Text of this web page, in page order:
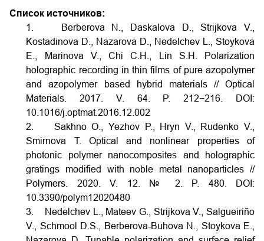
Список источников:
1. Berberova N., Daskalova D., Strijkova V.,
Kostadinova D., Nazarova D., Nedelchev L., Stoykova
E., Marinova V., Chi C.H., Lin S.H. Polarization
holographic recording in thin films of pure azopolymer
and azopolymer based hybrid materials // Optical
Materials. 2017. V. 64. P. 212−216.
DOI:
10.1016/j.optmat.2016.12.002
2. Sakhno O., Yezhov P., Hryn V., Rudenko V.,
Smirnova T. Optical and nonlinear properties of
photonic polymer nanocomposites and holographic
gratings modified with noble metal nanoparticles //
Polymers. 2020. V. 12. № 2. P. 480.
DOI:
10.3390/polym12020480
3. Nedelchev L., Mateev G., Strijkova V., Salgueiriño
V., Schmool D.S., Berberova-Buhova N., Stoykova E.,